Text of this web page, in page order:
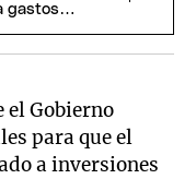
gastos
el Gobierno
para que el
a inversiones